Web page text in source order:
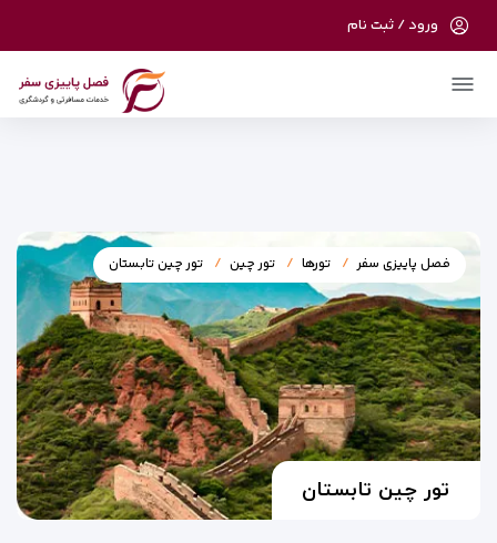
در حال حاضر ارتباط با سرور قطع می باشد لطفا
ورود / ثبت نام
فصل پاییزی سفر تورها تور چین تور چین تابستان
تور چین تابستان